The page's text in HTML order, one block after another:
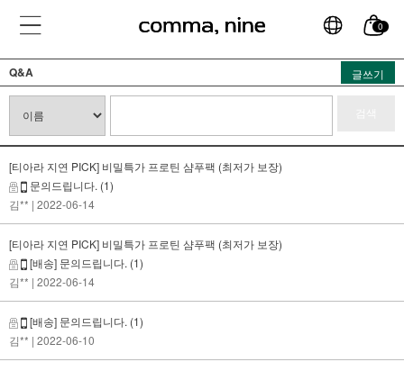
0
Q&A 글쓰기
[티아라 지연 PICK] 비밀특가 프로틴 샴푸팩 (최저가 보장)
문의드립니다. (1)
김** | 2022-06-14
[티아라 지연 PICK] 비밀특가 프로틴 샴푸팩 (최저가 보장)
[배송] 문의드립니다. (1)
김** | 2022-06-14
[배송] 문의드립니다. (1)
김** | 2022-06-10